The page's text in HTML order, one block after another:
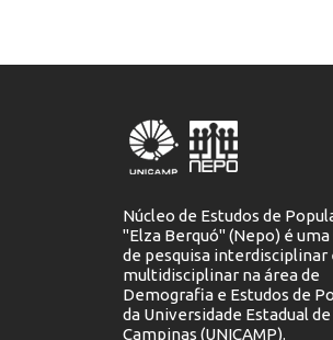
Núcleo de Estudos de
"Elza Berquó" (Nepo) é uma
de pesquisa interdisciplinar
multidisciplinar na área de
Demografia e Estudos de
da Universidade Estadual de
Campinas (UNICAMP).